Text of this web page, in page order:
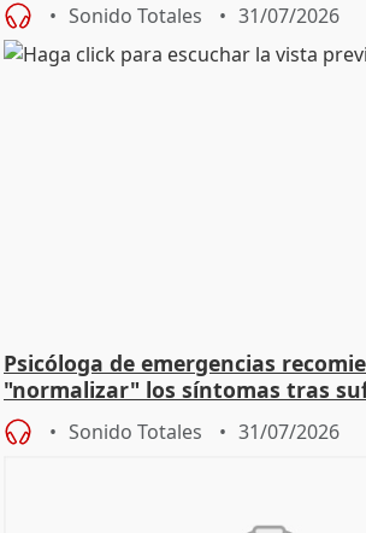
Sonido Totales 31/07/2026
Psicóloga de emergencias
"normalizar" los síntomas tras
Sonido Totales 31/07/2026